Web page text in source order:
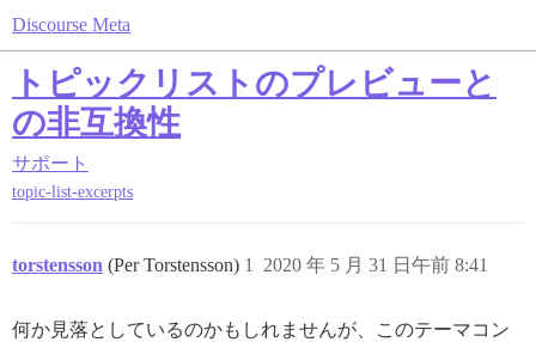
Discourse Meta
トピックリストのプレビューと
の非互換性
サポート
topic-list-excerpts
torstensson (Per Torstensson) 2020 年 5 月 31 日午前 8:41
1
何か見落としているのかもしれませんが、このテーマコン